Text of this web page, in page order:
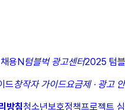
채용N텀블벅 광고센터2025 텀
드창작자 가이드요금제 · 광고
방침청소년보호정책프로젝트